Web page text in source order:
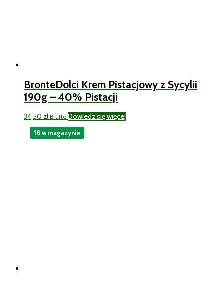
BronteDolci Krem Pistacjowy z Sycylii
190g – 40% Pistacji
34,50 zł Brutto Dowiedz się więcej
18 w magazynie